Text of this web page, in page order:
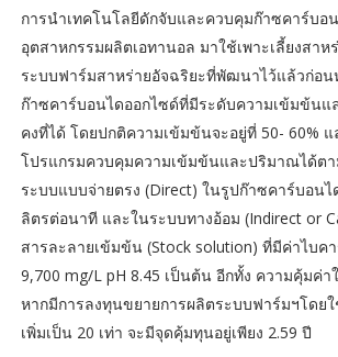
การนำเทคโนโลยีดักจับและควบคุมก๊าซคาร์บอ
อุตสาหกรรมผลิตเอทานอล มาใช้เพาะเลี้ยงสา
ระบบฟาร์มสาหร่ายอัจฉริยะที่พัฒนาไว้แล้วก่อ
ก๊าซคาร์บอนไดออกไซด์ที่มีระดับความเข้มข้น
คงที่ได้ โดยปกติความเข้มข้นจะอยู่ที่ 50- 60%
โปรแกรมควบคุมความเข้มข้นและปริมาณได้ตา
ระบบแบบจ่ายตรง (Direct) ในรูปก๊าซคาร์บอนไ
ลิตรต่อนาที และในระบบทางอ้อม (Indirect or
สารละลายเข้มข้น (Stock solution) ที่มีค่าไบค
9,700 mg/L pH 8.45 เป็นต้น อีกทั้ง ความคุ้มค่า
หากมีการลงทุนขยายการผลิตระบบฟาร์มฯโดย
เพิ่มเป็น 20 เท่า จะมีจุดคุ้มทุนอยู่เพียง 2.59 ปี